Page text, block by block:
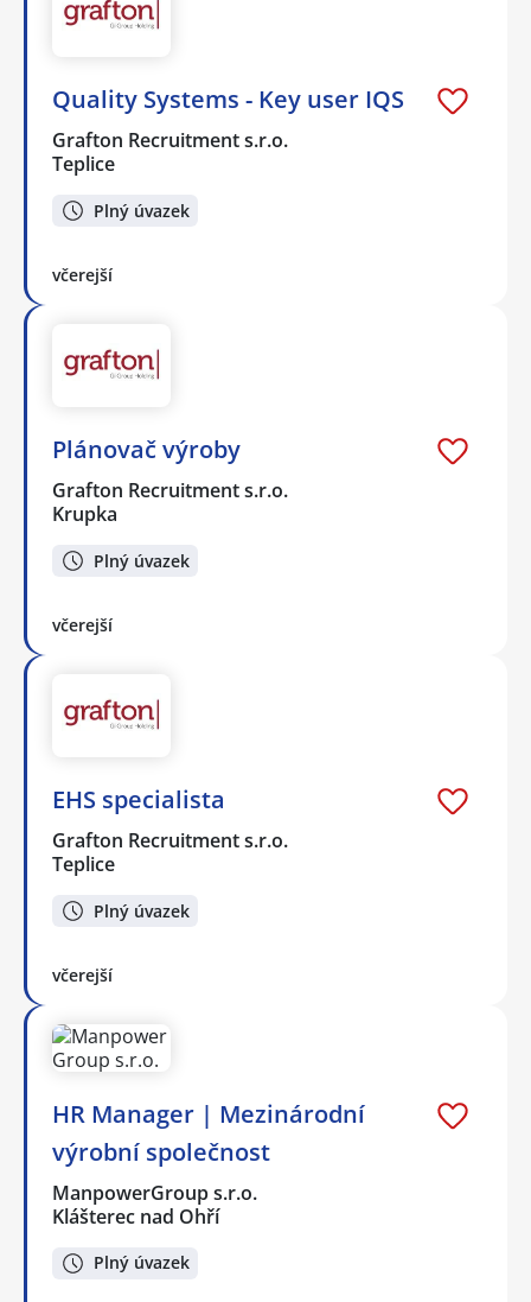
Quality Systems - Key user IQS
Grafton Recruitment s.r.o.
Teplice
Plný úvazek
včerejší
Plánovač výroby
Grafton Recruitment s.r.o.
Krupka
Plný úvazek
včerejší
EHS specialista
Grafton Recruitment s.r.o.
Teplice
Plný úvazek
včerejší
HR Manager | Mezinárodní
výrobní společnost
ManpowerGroup s.r.o.
Klášterec nad Ohří
Plný úvazek